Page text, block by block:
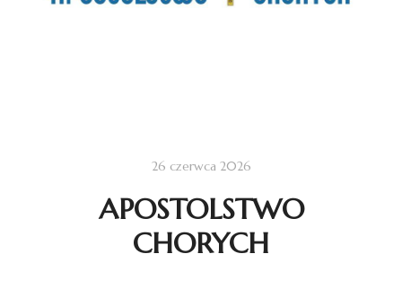
26 czerwca 2026
APOSTOLSTWO
CHORYCH